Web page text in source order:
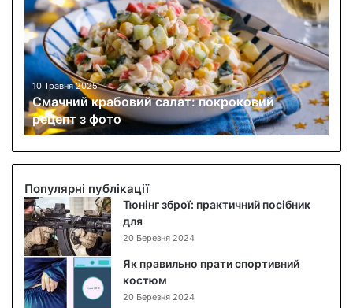
ч
н
и
й
к
р
а
б
о
в
и
й
с
а
л
а
т
:
10 Травня 2025
Смачний крабовий салат: покроковий
рецепт з фото
Популярні публікації
Тюнінг зброї: практичний посібник
для
20 Березня 2024
Як правильно прати спортивний
костюм
20 Березня 2024